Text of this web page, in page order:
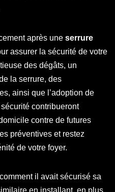
après une serrure
assurer la sécurité de votre
des dégâts, un
la serrure, des
ainsi que l’adoption de
contribueront
contre de futures
préventives et restez
de votre foyer.
il avait sécurisé sa
en installant, en plus